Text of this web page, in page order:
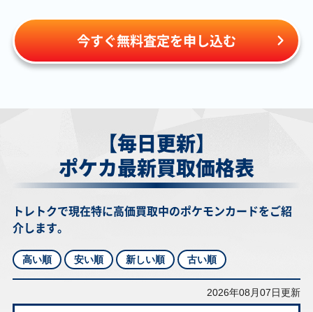
今すぐ無料査定を申し込む
【毎日更新】
ポケカ最新買取価格表
トレトクで現在特に高価買取中のポケモンカードをご紹
介します。
高い順 安い順 新しい順 古い順
2026年08月07日更新